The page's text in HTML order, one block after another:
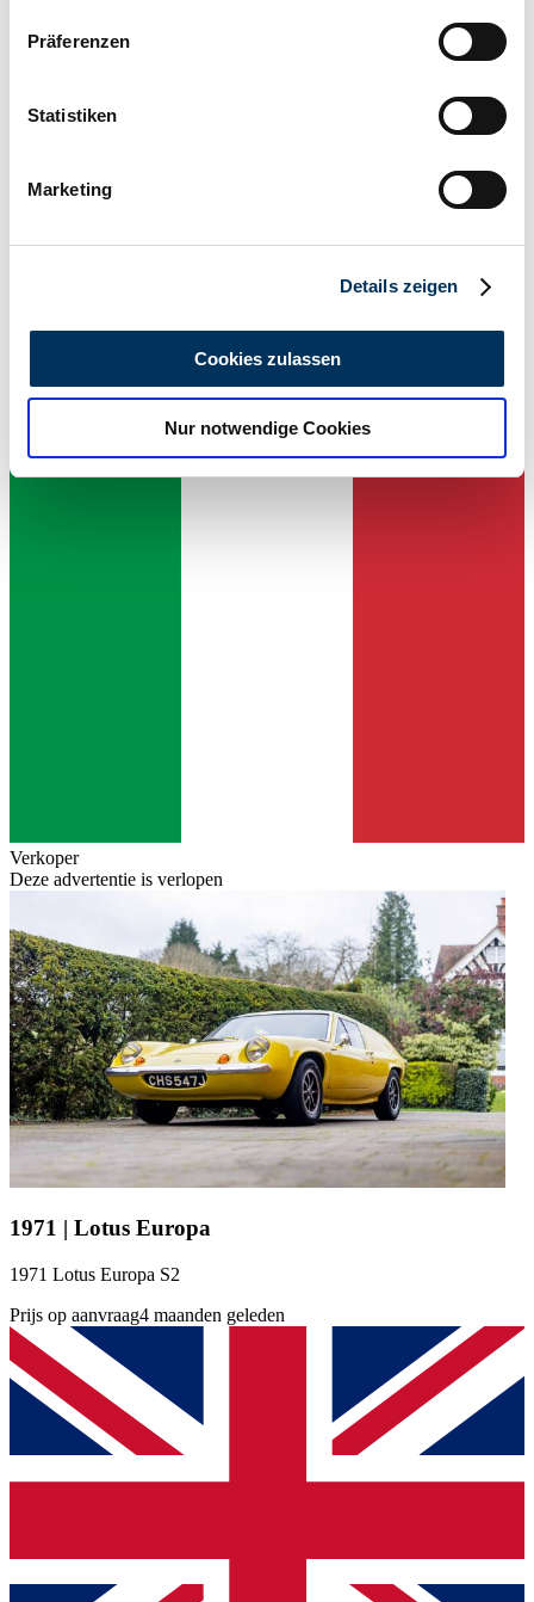
Informationen über Ihre geografische Lage
können
bestimmten Merkmalen (Fingerprinting) identifizieren
Erfahren Sie mehr darüber, wie Ihre persönlichen Daten
analysieren. Außerdem geben wir Informationen zu Ihrer
Verwendung unserer Website an unsere Partner für
soziale Medien, Werbung und Analysen weiter. Unsere
Präferenzen
Statistiken
Marketing
Details zeigen
Cookies zulassen
Nur notwendige Cookies
59 / 80
Verkoper
Deze advertentie is verlopen
1971 | Lotus Europa
1971 Lotus Europa S2
Prijs op aanvraag4 maanden geleden